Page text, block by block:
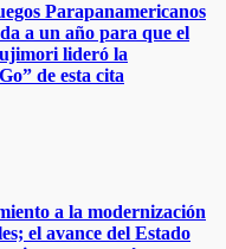
Parapanamericanos
a un año para que el
lideró la
de esta cita
a la modernización
el avance del Estado